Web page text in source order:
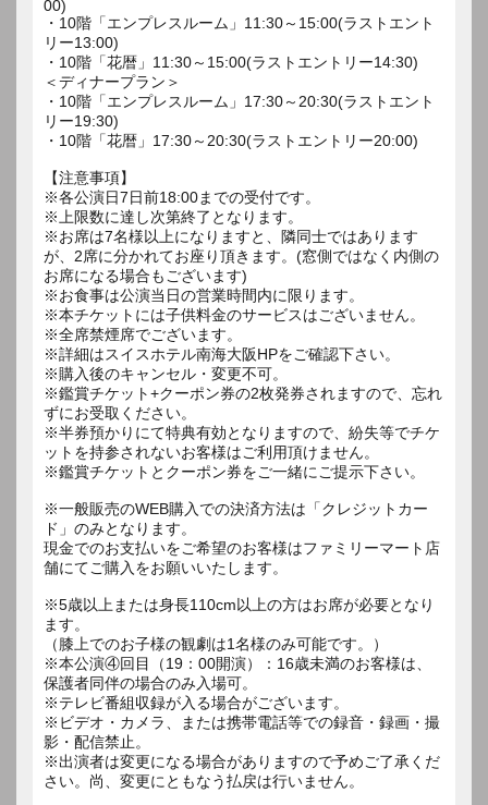
00)
・10階「エンプレスルーム」11:30～15:00(ラストエント
リー13:00)
・10階「花暦」11:30～15:00(ラストエントリー14:30)
＜ディナープラン＞
・10階「エンプレスルーム」17:30～20:30(ラストエント
リー19:30)
・10階「花暦」17:30～20:30(ラストエントリー20:00)
【注意事項】
※各公演日7日前18:00までの受付です。
※上限数に達し次第終了となります。
※お席は7名様以上になりますと、隣同士ではあります
が、2席に分かれてお座り頂きます。(窓側ではなく内側の
お席になる場合もございます)
※お食事は公演当日の営業時間内に限ります。
※本チケットには子供料金のサービスはございません。
※全席禁煙席でございます。
※詳細はスイスホテル南海大阪HPをご確認下さい。
※購入後のキャンセル・変更不可。
※鑑賞チケット+クーポン券の2枚発券されますので、忘れ
ずにお受取ください。
※半券預かりにて特典有効となりますので、紛失等でチケ
ットを持参されないお客様はご利用頂けません。
※鑑賞チケットとクーポン券をご一緒にご提示下さい。
※一般販売のWEB購入での決済方法は「クレジットカー
ド」のみとなります。
現金でのお支払いをご希望のお客様はファミリーマート店
舗にてご購入をお願いいたします。
※5歳以上または身長110cm以上の方はお席が必要となり
ます。
（膝上でのお子様の観劇は1名様のみ可能です。）
※本公演④回目（19：00開演）：16歳未満のお客様は、
保護者同伴の場合のみ入場可。
※テレビ番組収録が入る場合がございます。
※ビデオ・カメラ、または携帯電話等での録音・録画・撮
影・配信禁止。
※出演者は変更になる場合がありますので予めご了承くだ
さい。尚、変更にともなう払戻は行いません。